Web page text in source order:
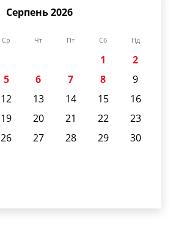
Серпень 2026
Ср Чт Пт Сб Нд
1
2
5 6 7 8
9
12 13 14 15
16
19 20 21 22
23
26 27 28 29
30